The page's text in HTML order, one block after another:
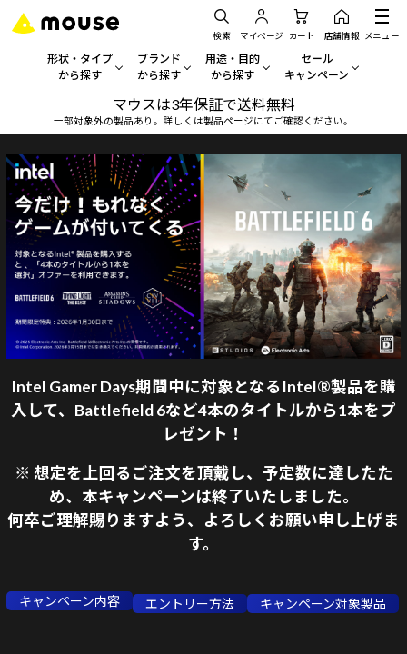
検索 マイページ カート 店舗情報 メニュー
形状・タイプ
から探す
形状・タイプから探す をすべてみる
デスクトップPC
ノートPC
タブレット
ワークステーション
Windows 11| Copilot+ PC
ブランド
から探す
mouse
G TUNE
NEXTGEAR
DAIV
MousePro
iiyama
用途・目的
から探す
一般向けパソコン
ゲーミングPC・ゲーム向けパソコン
クリエイティブ向け
ビジネス向けパソコン
学習向けパソコン
スペック/パーツ別
Windows 11| Copilot+ PC
セール
キャンペーン
セール・キャンペー
期間限定セール
アウトレットパソコン
すべて新品の旧モデル製品
おすすめ目玉パソコン
今イチオシのパソコンをピ
Windows 11|Copilot+ PC
マウスは3年保証で送料無料
一部対象外の製品あり。詳しくは製品ページにてご確認ください。
Intel Gamer Days期間中に対象となるIntel®製品を購
入して、 Battlefield 6など4本のタイトルから1本をプ
レゼント！
※ 想定を上回るご注文を頂戴し、予定数に達したた
め、本キャンペーンは終了いたしました。
何卒ご理解賜りますよう、よろしくお願い申し上げま
す。
キャンペーン内容 エントリー方法 キャンペーン対象製品